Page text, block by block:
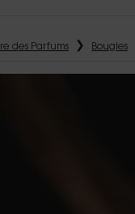
des Parfums Bougies